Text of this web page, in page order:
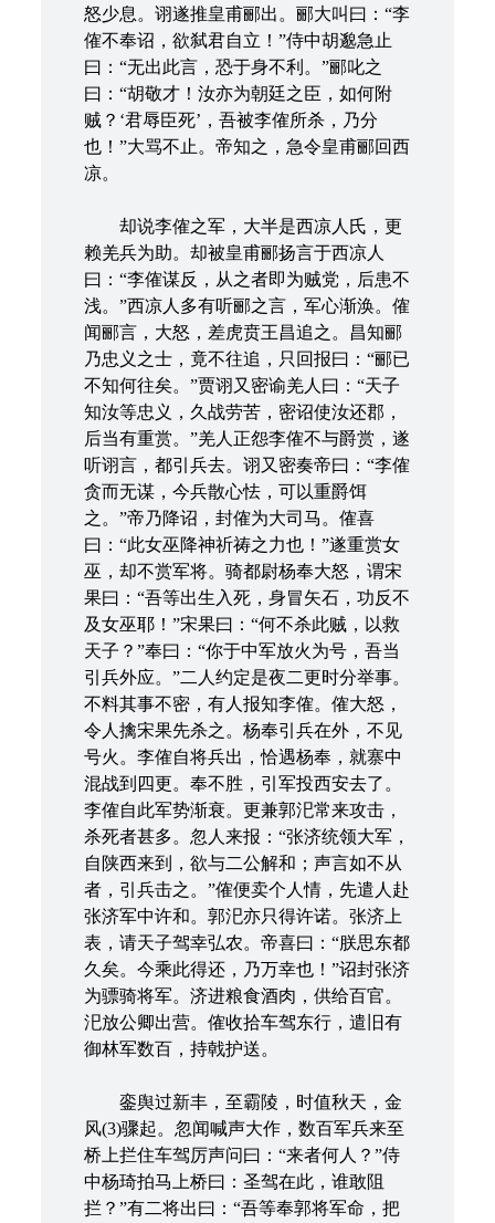
怒少息。诩遂推皇甫郦出。郦大叫曰：“李
傕不奉诏，欲弑君自立！”侍中胡邈急止
曰：“无出此言，恐于身不利。”郦叱之
曰：“胡敬才！汝亦为朝廷之臣，如何附
贼？‘君辱臣死’，吾被李傕所杀，乃分
也！”大骂不止。帝知之，急令皇甫郦回西
凉。
却说李傕之军，大半是西凉人氏，更
赖羌兵为助。却被皇甫郦扬言于西凉人
曰：“李傕谋反，从之者即为贼党，后患不
浅。”西凉人多有听郦之言，军心渐涣。傕
闻郦言，大怒，差虎贲王昌追之。昌知郦
乃忠义之士，竟不往追，只回报曰：“郦已
不知何往矣。”贾诩又密谕羌人曰：“天子
知汝等忠义，久战劳苦，密诏使汝还郡，
后当有重赏。”羌人正怨李傕不与爵赏，遂
听诩言，都引兵去。诩又密奏帝曰：“李傕
贪而无谋，今兵散心怯，可以重爵饵
之。”帝乃降诏，封傕为大司马。傕喜
曰：“此女巫降神祈祷之力也！”遂重赏女
巫，却不赏军将。骑都尉杨奉大怒，谓宋
果曰：“吾等出生入死，身冒矢石，功反不
及女巫耶！”宋果曰：“何不杀此贼，以救
天子？”奉曰：“你于中军放火为号，吾当
引兵外应。”二人约定是夜二更时分举事。
不料其事不密，有人报知李傕。傕大怒，
令人擒宋果先杀之。杨奉引兵在外，不见
号火。李傕自将兵出，恰遇杨奉，就寨中
混战到四更。奉不胜，引军投西安去了。
李傕自此军势渐衰。更兼郭汜常来攻击，
杀死者甚多。忽人来报：“张济统领大军，
自陕西来到，欲与二公解和；声言如不从
者，引兵击之。”傕便卖个人情，先遣人赴
张济军中许和。郭汜亦只得许诺。张济上
表，请天子驾幸弘农。帝喜曰：“朕思东都
久矣。今乘此得还，乃万幸也！”诏封张济
为骠骑将军。济进粮食酒肉，供给百官。
汜放公卿出营。傕收拾车驾东行，遣旧有
御林军数百，持戟护送。
銮舆过新丰，至霸陵，时值秋天，金
风(3)骤起。忽闻喊声大作，数百军兵来至
桥上拦住车驾厉声问曰：“来者何人？”侍
中杨琦拍马上桥曰：圣驾在此，谁敢阻
拦？”有二将出曰：“吾等奉郭将军命，把